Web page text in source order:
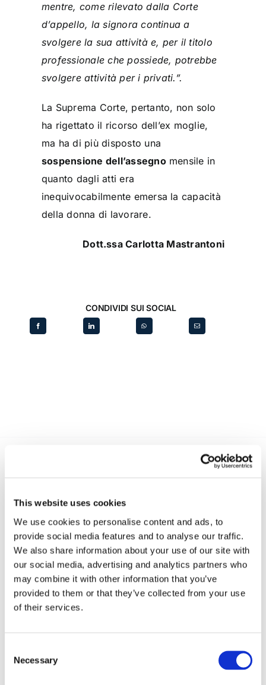
This website uses cookies
We use cookies to personalise content and ads, to
provide social media features and to analyse our traffic.
We also share information about your use of our site with
our social media, advertising and analytics partners who
may combine it with other information that you’ve
provided to them or that they’ve collected from your use
of their services.
Selection
Necessary
mentre, come rilevato dalla Corte
d’appello, la signora continua a
svolgere la sua attività e, per il titolo
professionale che possiede, potrebbe
svolgere attività per i privati.”.
La Suprema Corte, pertanto, non solo
ha rigettato il ricorso dell’ex moglie,
ma ha di più disposto una
sospensione dell’assegnomensile in
quanto dagli atti era
inequivocabilmente emersa la capacità
della donna di lavorare.
Dott.ssa Carlotta Mastrantoni
CONDIVIDI SUI SOCIAL
Recent posts
24 Luglio 2026
Diritto civile, Michela Colitta, Sentenze Cassazione
Roberto De Gaetano
News.